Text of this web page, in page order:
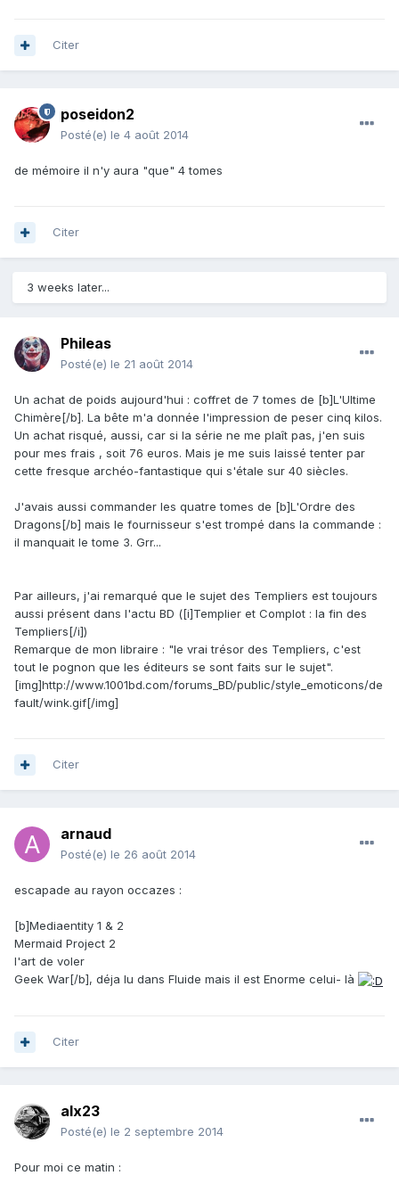
Citer
poseidon2
Posté(e) le 4 août 2014
de mémoire il n'y aura "que" 4 tomes
Citer
3 weeks later...
Phileas
Posté(e) le 21 août 2014
Un achat de poids aujourd'hui : coffret de 7 tomes de [b]L'Ultime
Chimère[/b]. La bête m'a donnée l'impression de peser cinq kilos.
Un achat risqué, aussi, car si la série ne me plaît pas, j'en suis
pour mes frais , soit 76 euros. Mais je me suis laissé tenter par
cette fresque archéo-fantastique qui s'étale sur 40 siècles.
J'avais aussi commander les quatre tomes de [b]L'Ordre des
Dragons[/b] mais le fournisseur s'est trompé dans la commande :
il manquait le tome 3. Grr...
Par ailleurs, j'ai remarqué que le sujet des Templiers est toujours
aussi présent dans l'actu BD ([i]Templier et Complot : la fin des
Templiers[/i])
Remarque de mon libraire : "le vrai trésor des Templiers, c'est
tout le pognon que les éditeurs se sont faits sur le sujet".
[img]http://www.1001bd.com/forums_BD/public/style_emoticons/de
fault/wink.gif[/img]
Citer
arnaud
Posté(e) le 26 août 2014
escapade au rayon occazes :
[b]Mediaentity 1 & 2
Mermaid Project 2
l'art de voler
Geek War[/b], déja lu dans Fluide mais il est Enorme celui- là
Citer
alx23
Posté(e) le 2 septembre 2014
Pour moi ce matin :